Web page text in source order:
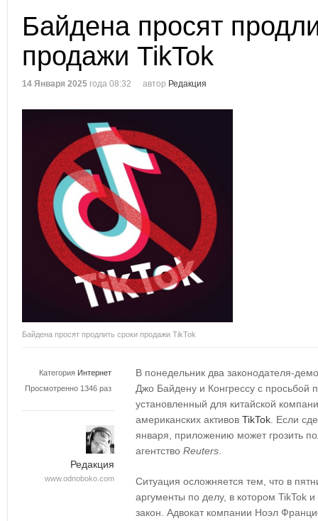
Байдена просят
продажи TikTok
14 Января 2025 года 08:32 автор Редакция
Байдена просят продлить сроки продажи TikTok
Категория Интернет
Просмотренно 1346 раз
Редакция
www.odnoboko.com
В понедельник два законодателя-
Джо Байдену и Конгрессу с просьбой
установленный для китайской
американских активов TikTok . Если
января, приложению может грозить
агентство Reuters
Ситуация осложняется тем, что в
аргументы по делу, в котором TikTok
закон. Адвокат компании Ноэл